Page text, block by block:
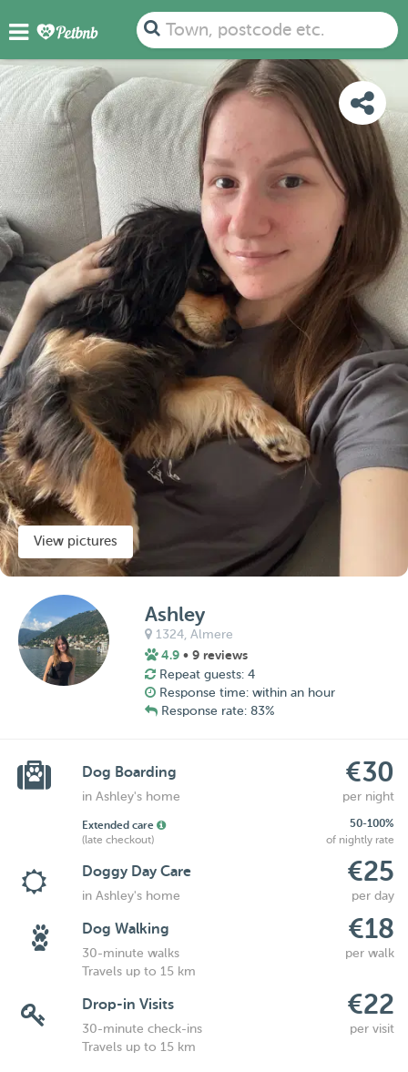
Town, postcode etc.
PHOTOS REVIEWS
View pictures
Ashley
1324,Almere
4.9 • 9 reviews
Repeat guests: 4
Response time: within an hour
Response rate: 83%
Dog Boarding €30
in Ashley's home per night
Extended care
50-100%
(late checkout)
of nightly rate
Doggy Day Care €25
in Ashley's home per day
Dog Walking €18
30-minute walks
per walk
Travels up to 15 km
Drop-in Visits €22
30-minute check-ins
per visit
Travels up to 15 km